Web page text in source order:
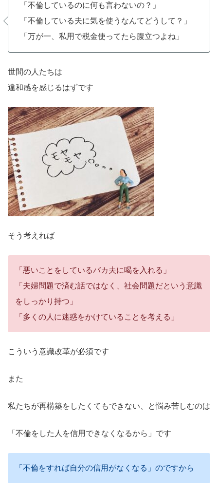
「不倫しているのに何も言わないの？」
「不倫している夫に気を使うなんてどうして？」
「万が一、私用で税金使ってたら腹立つよね」
世間の人たちは
違和感を感じるはずです
そう考えれば
「悪いことをしているバカ夫に喝を入れる」
「夫婦問題で済む話ではなく、社会問題だという意識
をしっかり持つ」
「多くの人に迷惑をかけていることを考える」
こういう意識改革が必須です
また
私たちが再構築をしたくてもできない、と悩み苦しむのは
「不倫をした人を信用できなくなるから」です
「不倫をすれば自分の信用がなくなる」のですから